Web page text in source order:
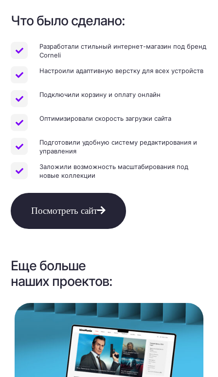
Что было сделано:
Разработали стильный интернет-магазин под бренд
Corneli
Настроили адаптивную верстку для всех устройств
Подключили корзину и оплату онлайн
Оптимизировали скорость загрузки сайта
Подготовили удобную систему редактирования и
управления
Заложили возможность масштабирования под
новые коллекции
Посмотреть сайт
Еще больше
наших проектов: